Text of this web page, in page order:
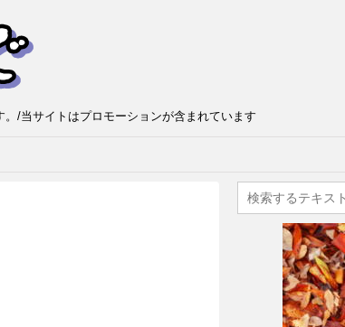
/当サイトはプロモーションが含まれています